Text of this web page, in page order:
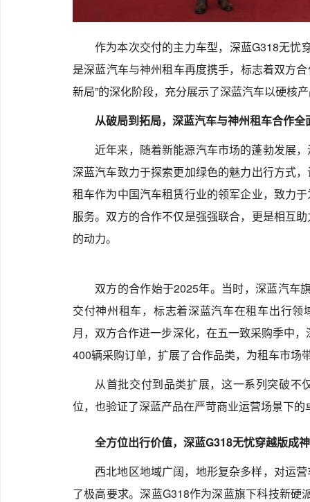
作为本次交付的主力车型，深蓝G318无忧
是深蓝汽车与神州租车再度携手，标志着双方
新局”的深化阶段，充分展示了深蓝汽车以硬核
从破局到拓局，深蓝汽车与神州租车合作全
近年来，随着新能源汽车市场的蓬勃发展
深蓝汽车致力于探索更加绿色的魅力出行方式
租车作为中国汽车租赁行业的领军企业，致力
服务。双方的合作不仅是强强联合，更是相互
的动力。
双方的合作始于2025年。当时，深蓝汽车
交付神州租车，标志着深蓝汽车在租车出行
月，双方合作进一步深化，在五一致采购季中
400辆采购订单，扩展了合作品类，为租车市场
从首批交付到品类扩展，这一系列突破不
位，也验证了深蓝产品在严苛商业运营场景下
全方位出行价值，深蓝G318无忧穿越版成
西北地区地域广阔，地形复杂多样，对运
了极高要求。深蓝G318作为深蓝旗下科技新硬